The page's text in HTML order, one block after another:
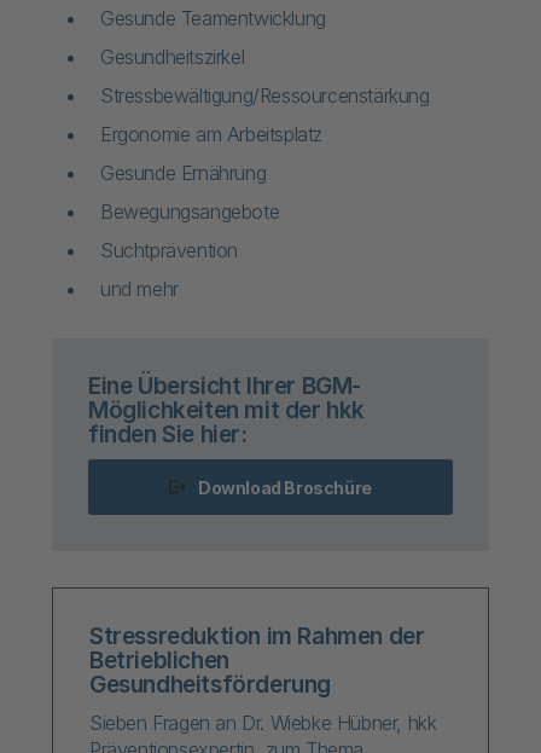
Gesunde Teamentwicklung
Gesundheitszirkel
Stressbewältigung/Ressourcenstärkung
Ergonomie am Arbeitsplatz
Gesunde Ernährung
Bewegungsangebote
Suchtprävention
und mehr
Eine Übersicht Ihrer BGM-
Möglichkeiten mit der hkk
finden Sie hier:
Download Broschüre
Stressreduktion im Rahmen der
Betrieblichen
Gesundheitsförderung
Sieben Fragen an Dr. Wiebke Hübner, hkk